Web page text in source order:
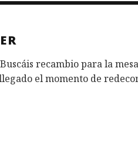
recambio para la
el momento de